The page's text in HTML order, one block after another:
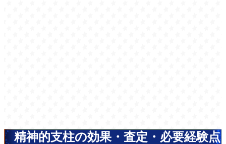
精神的支柱の効果・査定・必要経験点